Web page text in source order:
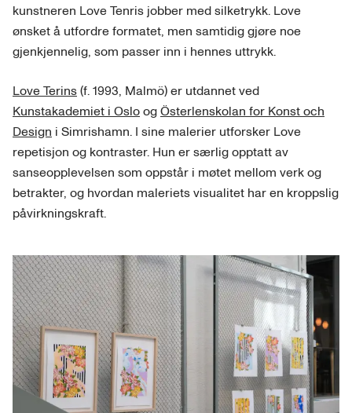
kunstneren Love Tenris jobber med silketrykk. Love
ønsket å utfordre formatet, men samtidig gjøre noe
gjenkjennelig, som passer inn i hennes uttrykk.
Love Terins(f. 1993, Malmö) er utdannet ved
Kunstakademiet i OsloogÖsterlenskolan for Konst och
Design i Simrishamn. I sine malerier utforsker Love
repetisjon og kontraster. Hun er særlig opptatt av
sanseopplevelsen som oppstår i møtet mellom verk og
betrakter, og hvordan maleriets visualitet har en kroppslig
påvirkningskraft.